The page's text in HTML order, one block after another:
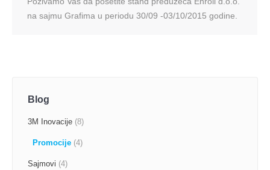
na sajmu Grafima u periodu 30/09 -03/10/2015 godine.
Blog
3M Inovacije (8)
Promocije (4)
Sajmovi (4)